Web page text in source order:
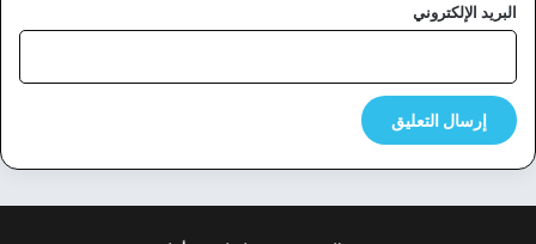
البريد الإلكتروني